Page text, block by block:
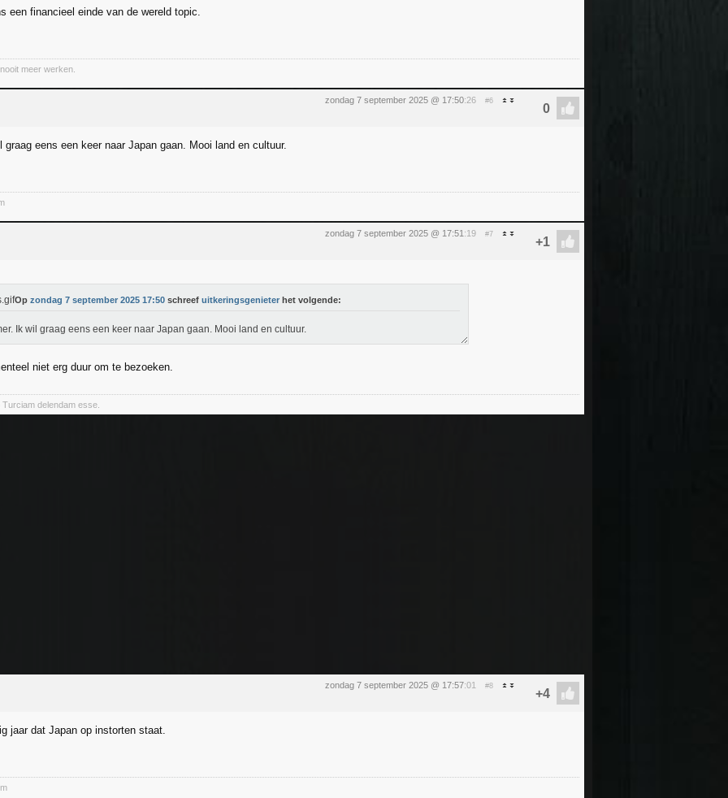
een financieel einde van de wereld topic.
meer werken.
zondag 7 september 2025 @ 17:50:26 #6
graag eens een keer naar Japan gaan. Mooi land en cultuur.
zondag 7 september 2025 @ 17:51 :19 #7
Op zondag 7 september 2025 17:50 schreef uitkeringsgenieter het volgende:
Ik wil graag eens een keer naar Japan gaan. Mooi land en cultuur.
niet erg duur om te bezoeken.
delendam esse.
zondag 7 september 2025 @ 17:57:01 #8
jaar dat Japan op instorten staat.